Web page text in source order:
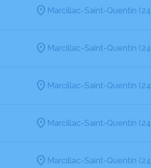
Marcillac-Saint-Quentin
Marcillac-Saint-Quentin
Marcillac-Saint-Quentin
Marcillac-Saint-Quentin
Marcillac-Saint-Quentin